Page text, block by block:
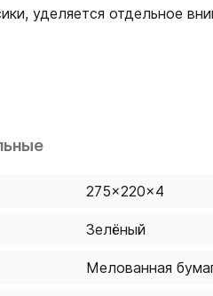
уделяется отдельное
материалы, посвященные
275x220x4
Зелёный
Мелованная